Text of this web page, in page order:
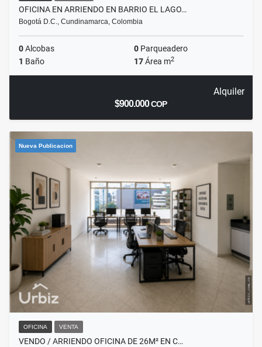
OFICINA EN ARRIENDO EN BARRIO EL LAGO…
Bogotá D.C., Cundinamarca, Colombia
0Alcobas 0 Parqueadero
1 Baño 17Área m2
Alquiler
$900.000COP
Nueva Publicacion
OFICINA VENTA
VENDO / ARRIENDO OFICINA DE 26M² EN C…